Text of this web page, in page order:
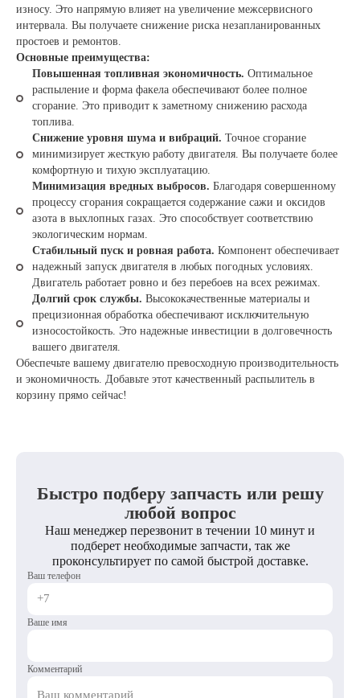
износу. Это напрямую влияет на увеличение межсервисного
интервала. Вы получаете снижение риска незапланированных
простоев и ремонтов.
Основные преимущества:
Повышенная топливная экономичность. Оптимальное
распыление и форма факела обеспечивают более полное
сгорание. Это приводит к заметному снижению расхода
топлива.
Снижение уровня шума и вибраций. Точное сгорание
минимизирует жесткую работу двигателя. Вы получаете более
комфортную и тихую эксплуатацию.
Минимизация вредных выбросов. Благодаря совершенному
процессу сгорания сокращается содержание сажи и оксидов
азота в выхлопных газах. Это способствует соответствию
экологическим нормам.
Стабильный пуск и ровная работа. Компонент обеспечивает
надежный запуск двигателя в любых погодных условиях.
Двигатель работает ровно и без перебоев на всех режимах.
Долгий срок службы. Высококачественные материалы и
прецизионная обработка обеспечивают исключительную
износостойкость. Это надежные инвестиции в долговечность
вашего двигателя.
Обеспечьте вашему двигателю превосходную производительность
и экономичность. Добавьте этот качественный распылитель в
корзину прямо сейчас!
Быстро подберу запчасть или решу
любой вопрос
Наш менеджер перезвонит в течении 10 минут и
подберет необходимые запчасти, так же
проконсультирует по самой быстрой доставке.
Ваш телефон
Ваше имя
Комментарий